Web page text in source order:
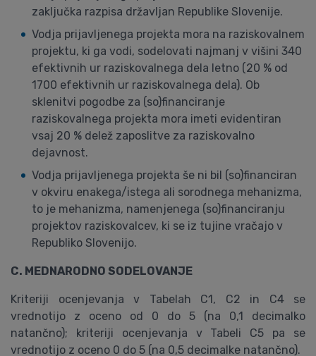
zaključka razpisa državljan Republike Slovenije.
Vodja prijavljenega projekta mora na raziskovalnem
projektu, ki ga vodi, sodelovati najmanj v višini 340
efektivnih ur raziskovalnega dela letno (20 % od
1700 efektivnih ur raziskovalnega dela). Ob
sklenitvi pogodbe za (so)financiranje
raziskovalnega projekta mora imeti evidentiran
vsaj 20 % delež zaposlitve za raziskovalno
dejavnost.
Vodja prijavljenega projekta še ni bil (so)financiran
v okviru enakega/istega ali sorodnega mehanizma,
to je mehanizma, namenjenega (so)financiranju
projektov raziskovalcev, ki se iz tujine vračajo v
Republiko Slovenijo.
C. MEDNARODNO SODELOVANJE
Kriteriji ocenjevanja v Tabelah C1, C2 in C4 se
vrednotijo z oceno od 0 do 5 (na 0,1 decimalko
natančno); kriteriji ocenjevanja v Tabeli C5 pa se
vrednotijo z oceno 0 do 5 (na 0,5 decimalke natančno).